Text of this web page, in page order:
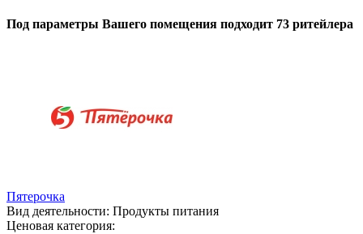
Под параметры Вашего помещения подходит 73 ритейлера
Пятерочка
Вид деятельности: Продукты питания
Ценовая категория: